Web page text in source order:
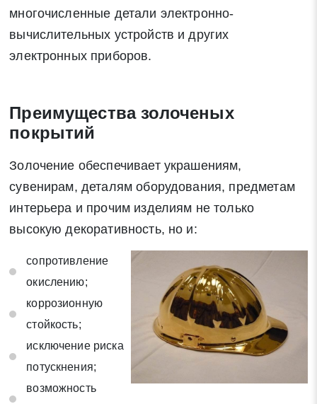
многочисленные детали электронно-
вычислительных устройств и других
электронных приборов.
Преимущества золоченых
покрытий
Золочение обеспечивает украшениям,
сувенирам, деталям оборудования, предметам
интерьера и прочим изделиям не только
высокую декоративность, но и:
сопротивление
окислению;
коррозионную
стойкость;
исключение риска
потускнения;
возможность